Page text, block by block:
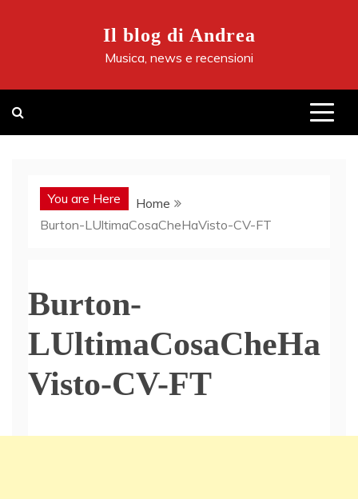
Il blog di Andrea
Musica, news e recensioni
You are Here
Home
Burton-LUltimaCosaCheHaVisto-CV-FT
Burton-
LUltimaCosaCheHa
Visto-CV-FT